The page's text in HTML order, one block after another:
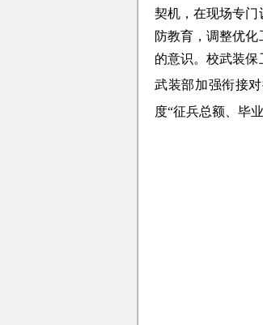
契机，在现场专门
防教育，调整优
的意识。校武装
武装部加强衔接
度“征兵总额、毕